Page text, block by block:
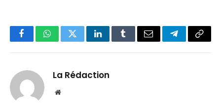
FacebookWhatsAppTwitterLinkedInTumblrEmail TelegramCopy
La Rédaction
Website